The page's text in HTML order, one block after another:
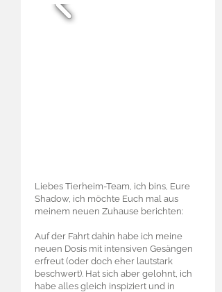
Liebes Tierheim-Team, ich bins, Eure
Shadow, ich möchte Euch mal aus
meinem neuen Zuhause berichten:
Auf der Fahrt dahin habe ich meine
neuen Dosis mit intensiven Gesängen
erfreut (oder doch eher lautstark
beschwert). Hat sich aber gelohnt, ich
habe alles gleich inspiziert und in